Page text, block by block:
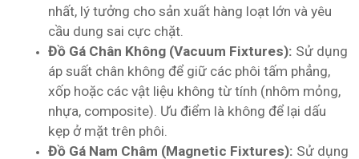
nhất, lý tưởng cho sản xuất hàng loạt lớn và yêu
cầu dung sai cực chặt.
Đồ Gá Chân Không (Vacuum Fixtures): Sử dụng
áp suất chân không để giữ các phôi tấm phẳng,
xốp hoặc các vật liệu không từ tính (nhôm mỏng,
nhựa, composite). Ưu điểm là không để lại dấu
kẹp ở mặt trên phôi.
Đồ Gá Nam Châm (Magnetic Fixtures): Sử dụng